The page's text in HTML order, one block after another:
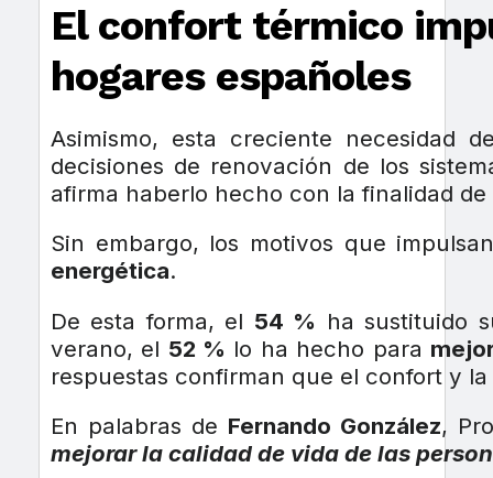
El confort térmico
hogares españoles
Asimismo, esta creciente necesidad
decisiones de renovación de los
afirma haberlo hecho con la finalidad de
Sin embargo, los motivos que
energética.
De esta forma, el 54 % ha sustituido
verano, el 52 % lo ha hecho para
respuestas confirman que el confort y
En palabras de Fernando González,
mejorar la calidad de vida de las